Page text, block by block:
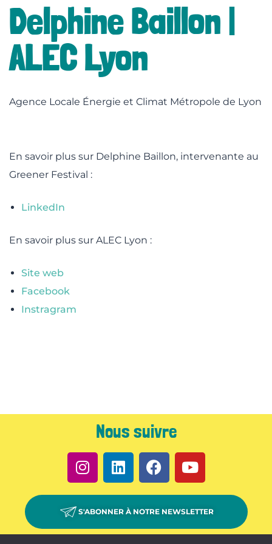
Delphine Baillon |
ALEC Lyon
Agence Locale Énergie et Climat Métropole de Lyon
En savoir plus sur Delphine Baillon, intervenante au
Greener Festival :
LinkedIn
En savoir plus sur ALEC Lyon :
Site web
Facebook
Instragram
Nous suivre
S'ABONNER À NOTRE NEWSLETTER